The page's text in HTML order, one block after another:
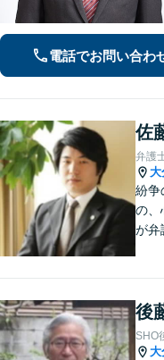
電話でお問い合わ
佐
弁護
大
紛争
の、
が弁
後
SHO
大